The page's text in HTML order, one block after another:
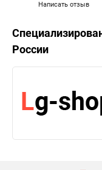
Написать отзыв
России